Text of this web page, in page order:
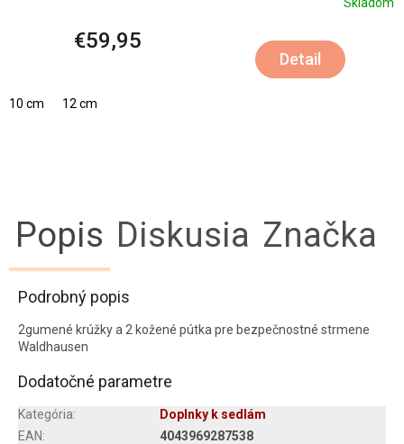
€59,95
Detail
10 cm 12 cm
Popis Diskusia Značka
Podrobný popis
2gumené krúžky a 2 kožené pútka pre bezpečnostné strmene
Waldhausen
Dodatočné parametre
Kategória:
Doplnky k sedlám
EAN: 4043969287538